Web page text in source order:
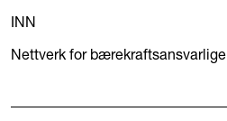
INN
Nettverk for bærekraftsansvarlige